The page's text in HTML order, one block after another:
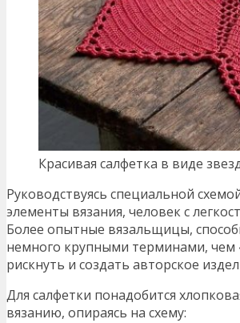
Красивая салфетка в виде
Руководствуясь специальной
элементы вязания, человек с
Более опытные вязальщицы,
немного крупными терминами, чем
рискнуть и создать авторское
Для салфетки понадобится
вязанию, опираясь на схему: